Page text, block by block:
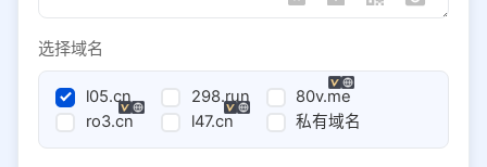
选择域名
l05.cn 298.run
80v.me
ro3.cn
l47.cn 私有域名